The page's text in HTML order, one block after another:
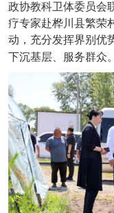
政协教科卫体委员会
疗专家赴桦川县繁荣
动，充分发挥界别优
下沉基层、服务群众。